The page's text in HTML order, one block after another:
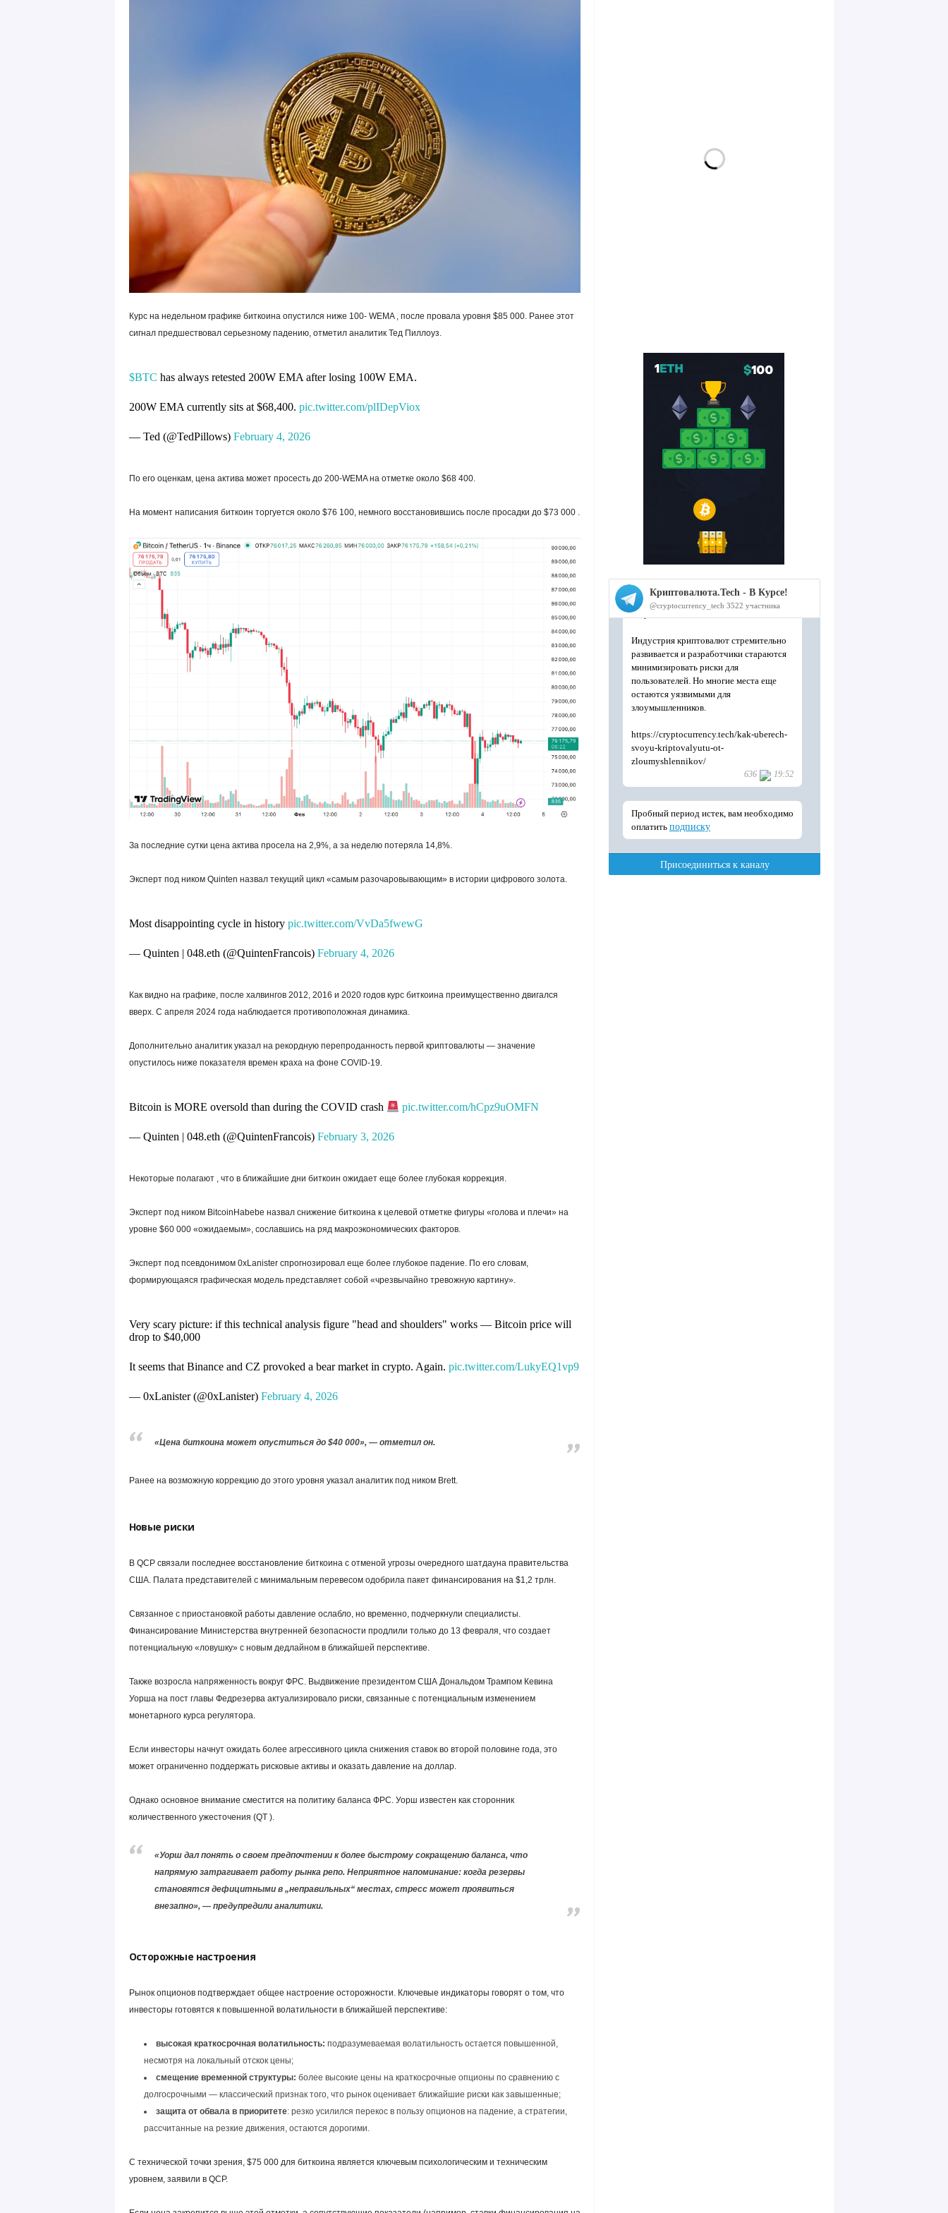
Курс на недельном графике биткоина опустился ниже 100- WEMA , после провала уровня $85 000. Ранее этот
сигнал предшествовал серьезному падению, отметил аналитик Тед Пиллоуз.
$BTC has always retested 200W EMA after losing 100W EMA.
200W EMA currently sits at $68,400. pic.twitter.com/plIDepViox
— Ted (@TedPillows) February 4, 2026
По его оценкам, цена актива может просесть до 200-WEMA на отметке около $68 400.
На момент написания биткоин торгуется около $76 100, немного восстановившись после просадки до $73 000 .
За последние сутки цена актива просела на 2,9%, а за неделю потеряла 14,8%.
Эксперт под ником Quinten назвал текущий цикл «самым разочаровывающим» в истории цифрового золота.
Most disappointing cycle in history pic.twitter.com/VvDa5fwewG
— Quinten | 048.eth (@QuintenFrancois) February 4, 2026
Как видно на графике, после халвингов 2012, 2016 и 2020 годов курс биткоина преимущественно двигался
вверх. С апреля 2024 года наблюдается противоположная динамика.
Дополнительно аналитик указал на рекордную перепроданность первой криптовалюты — значение
опустилось ниже показателя времен краха на фоне COVID-19.
Bitcoin is MORE oversold than during the COVID crash pic.twitter.com/hCpz9uOMFN
— Quinten | 048.eth (@QuintenFrancois) February 3, 2026
Некоторые полагают , что в ближайшие дни биткоин ожидает еще более глубокая коррекция.
Эксперт под ником BitcoinHabebe назвал снижение биткоина к целевой отметке фигуры «голова и плечи» на
уровне $60 000 «ожидаемым», сославшись на ряд макроэкономических факторов.
Эксперт под псевдонимом 0xLanister спрогнозировал еще более глубокое падение. По его словам,
формирующаяся графическая модель представляет собой «чрезвычайно тревожную картину».
Very scary picture: if this technical analysis figure "head and shoulders" works — Bitcoin price will
drop to $40,000
It seems that Binance and CZ provoked a bear market in crypto. Again. pic.twitter.com/LukyEQ1vp9
— 0xLanister (@0xLanister) February 4, 2026
«Цена биткоина может опуститься до $40 000», — отметил он.
Ранее на возможную коррекцию до этого уровня указал аналитик под ником Brett.
Новые риски
В QCP связали последнее восстановление биткоина с отменой угрозы очередного шатдауна правительства
США. Палата представителей с минимальным перевесом одобрила пакет финансирования на $1,2 трлн.
Связанное с приостановкой работы давление ослабло, но временно, подчеркнули специалисты.
Финансирование Министерства внутренней безопасности продлили только до 13 февраля, что создает
потенциальную «ловушку» с новым дедлайном в ближайшей перспективе.
Также возросла напряженность вокруг ФРС. Выдвижение президентом США Дональдом Трампом Кевина
Уорша на пост главы Федрезерва актуализировало риски, связанные с потенциальным изменением
монетарного курса регулятора.
Если инвесторы начнут ожидать более агрессивного цикла снижения ставок во второй половине года, это
может ограниченно поддержать рисковые активы и оказать давление на доллар.
Однако основное внимание сместится на политику баланса ФРС. Уорш известен как сторонник
количественного ужесточения (QT ).
«Уорш дал понять о своем предпочтении к более быстрому сокращению баланса, что
напрямую затрагивает работу рынка репо. Неприятное напоминание: когда резервы
становятся дефицитными в „неправильных“ местах, стресс может проявиться
внезапно», — предупредили аналитики.
Осторожные настроения
Рынок опционов подтверждает общее настроение осторожности. Ключевые индикаторы говорят о том, что
инвесторы готовятся к повышенной волатильности в ближайшей перспективе:
высокая краткосрочная волатильность: подразумеваемая волатильность остается повышенной,
несмотря на локальный отскок цены;
смещение временной структуры: более высокие цены на краткосрочные опционы по сравнению с
долгосрочными — классический признак того, что рынок оценивает ближайшие риски как завышенные;
защита от обвала в приоритете: резко усилился перекос в пользу опционов на падение, а стратегии,
рассчитанные на резкие движения, остаются дорогими.
С технической точки зрения, $75 000 для биткоина является ключевым психологическим и техническим
уровнем, заявили в QCP.